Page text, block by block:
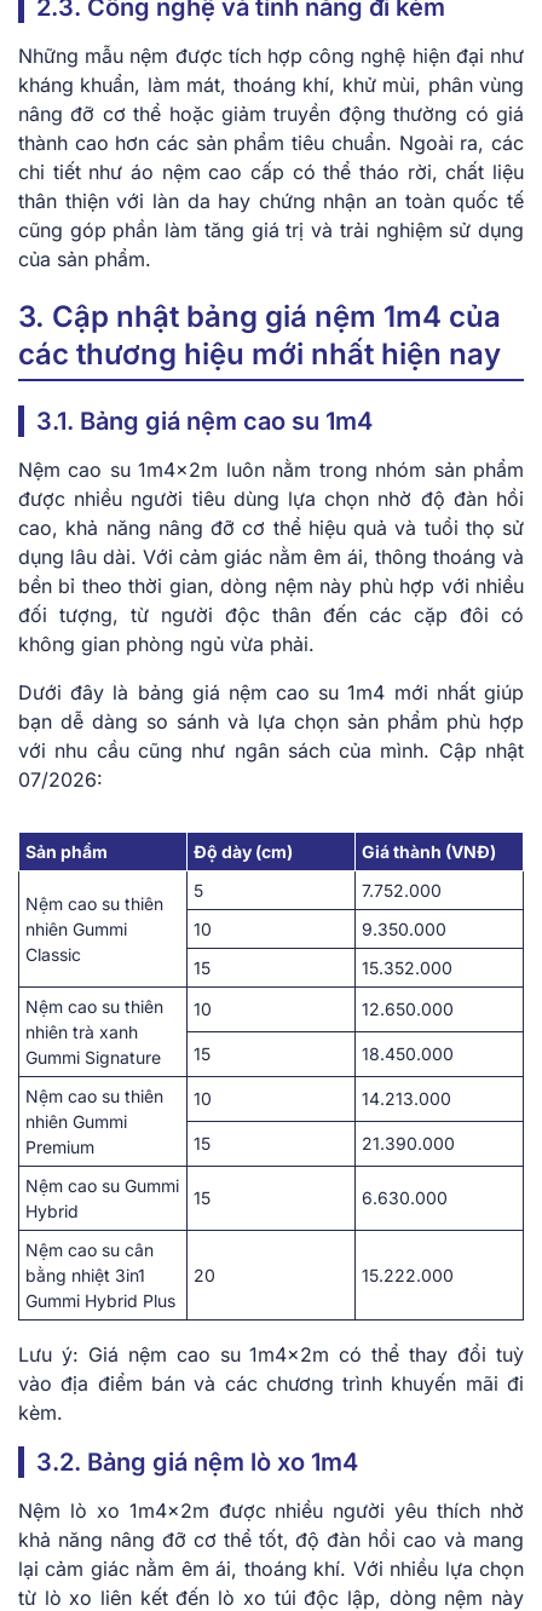
2.3. Công nghệ và tính năng đi kèm
Những mẫu nệm được tích hợp công nghệ hiện đại như
kháng khuẩn, làm mát, thoáng khí, khử mùi, phân vùng
nâng đỡ cơ thể hoặc giảm truyền động thường có giá
thành cao hơn các sản phẩm tiêu chuẩn. Ngoài ra, các
chi tiết như áo nệm cao cấp có thể tháo rời, chất liệu
thân thiện với làn da hay chứng nhận an toàn quốc tế
cũng góp phần làm tăng giá trị và trải nghiệm sử dụng
của sản phẩm.
3. Cập nhật bảng giá nệm 1m4 của
các thương hiệu mới nhất hiện nay
3.1. Bảng giá nệm cao su 1m4
Nệm cao su 1m4x2m luôn nằm trong nhóm sản phẩm
được nhiều người tiêu dùng lựa chọn nhờ độ đàn hồi
cao, khả năng nâng đỡ cơ thể hiệu quả và tuổi thọ sử
dụng lâu dài. Với cảm giác nằm êm ái, thông thoáng và
bền bỉ theo thời gian, dòng nệm này phù hợp với nhiều
đối tượng, từ người độc thân đến các cặp đôi có
không gian phòng ngủ vừa phải.
Dưới đây là bảng giá nệm cao su 1m4 mới nhất giúp
bạn dễ dàng so sánh và lựa chọn sản phẩm phù hợp
với nhu cầu cũng như ngân sách của mình. Cập nhật
07/2026:
Sản phẩm Độ dày (cm) Giá thành (VNĐ)
Nệm cao su thiên
nhiên Gummi
Classic
5
7.752.000
10
9.350.000
15
15.352.000
Nệm cao su thiên
nhiên trà xanh
Gummi Signature
10 12.650.000
15 18.450.000
Nệm cao su thiên
nhiên Gummi
Premium
10 14.213.000
15 21.390.000
Nệm cao su Gummi
Hybrid
15 6.630.000
Nệm cao su cân
bằng nhiệt 3in1
Gummi Hybrid Plus
20 15.222.000
Lưu ý: Giá nệm cao su 1m4x2m có thể thay đổi tuỳ
vào địa điểm bán và các chương trình khuyến mãi đi
kèm.
3.2. Bảng giá nệm lò xo 1m4
Nệm lò xo 1m4x2m được nhiều người yêu thích nhờ
khả năng nâng đỡ cơ thể tốt, độ đàn hồi cao và mang
lại cảm giác nằm êm ái, thoáng khí. Với nhiều lựa chọn
từ lò xo liên kết đến lò xo túi độc lập, dòng nệm này